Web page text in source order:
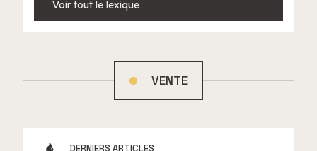
Voir tout le lexique
VENTE
DERNIERS ARTICLES